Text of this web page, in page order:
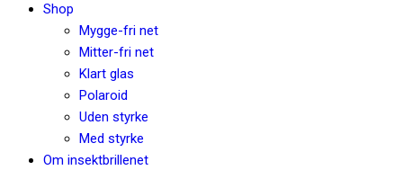
Shop
Mygge-fri net
Mitter-fri net
Klart glas
Polaroid
Uden styrke
Med styrke
Om insektbrillenet